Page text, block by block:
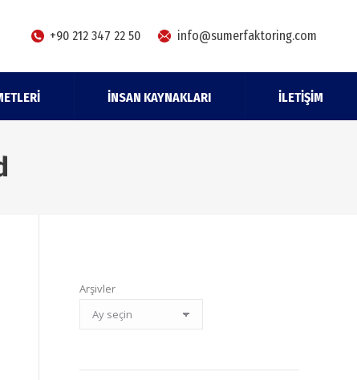
+90 212 347 22 50 info@sumerfaktoring.com
İNSAN KAYNAKLARI İLETIŞIM
Arşivler